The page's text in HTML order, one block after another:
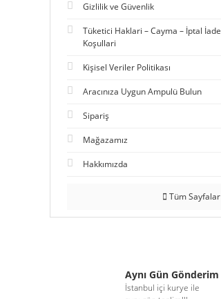
Gizlilik ve Güvenlik
Tüketici Haklari – Cayma – İptal İade
Koşullari
Kişisel Veriler Politikası
Aracınıza Uygun Ampulü Bulun
Sipariş
Mağazamız
Hakkımızda
Tüm Sayfalar
Aynı Gün Gönderim
İstanbul içi kurye ile